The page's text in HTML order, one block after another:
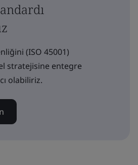
(ISO 45001)
stratejisine entegre
olabiliriz.